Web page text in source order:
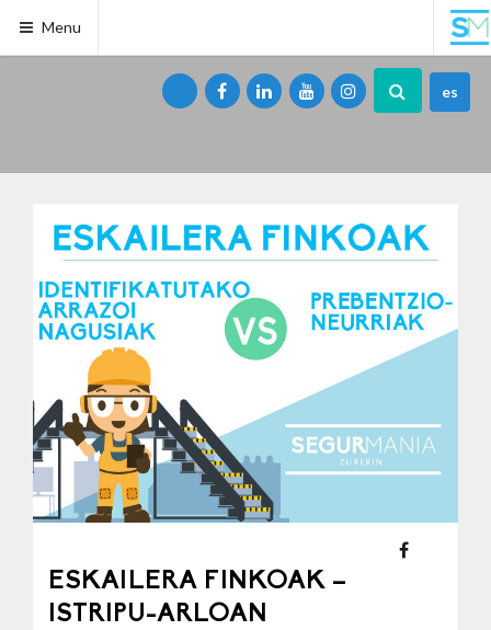
Menu
es
ESKAILERA FINKOAK –
ISTRIPU-ARLOAN